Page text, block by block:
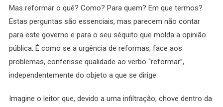
Mas reformar o quê? Como? Para quem? Em que termos?
Estas perguntas são essenciais, mas parecem não contar
para este governo e para o seu séquito que molda a opinião
pública. É como se a urgência de reformas, face aos
problemas, conferisse qualidade ao verbo “reformar”,
independentemente do objeto a que se dirige.
Imagine o leitor que, devido a uma infiltração, chove dentro da